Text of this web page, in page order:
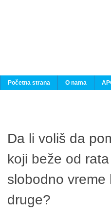
Početna strana O nama
Da li voliš da
koji beže od
slobodno
druge?